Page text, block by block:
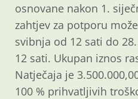
osnovane nakon 1.
zahtjev za potporu
svibnja od 12 sati do
12 sati. Ukupan iznos
Natječaja je
100 % prihvatljivih